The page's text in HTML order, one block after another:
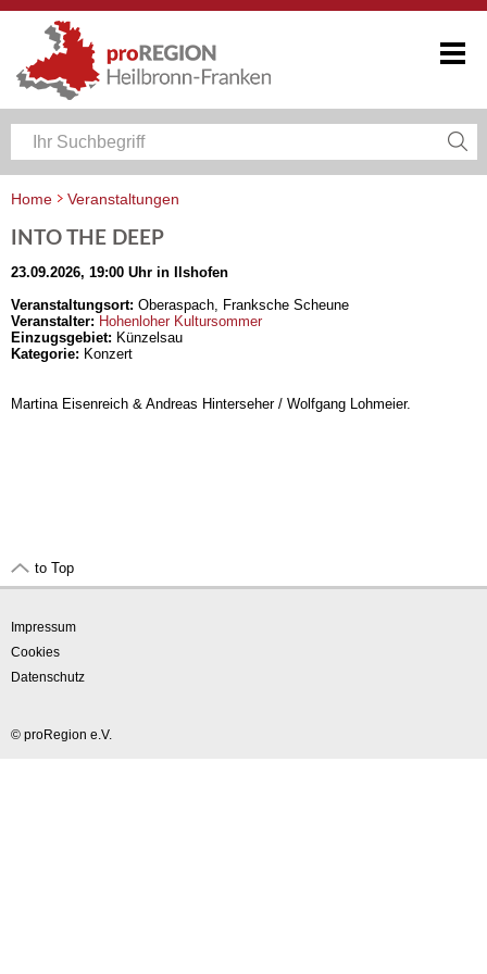
Home
Veranstaltungen
INTO THE DEEP
23.09.2026, 19:00 Uhr in Ilshofen
Veranstaltungsort: Oberaspach, Franksche Scheune
Veranstalter: Hohenloher Kultursommer
Einzugsgebiet: Künzelsau
Kategorie: Konzert
Martina Eisenreich & Andreas Hinterseher / Wolfgang Lohmeier.
to Top
Impressum
Cookies
Datenschutz
© proRegion e.V.